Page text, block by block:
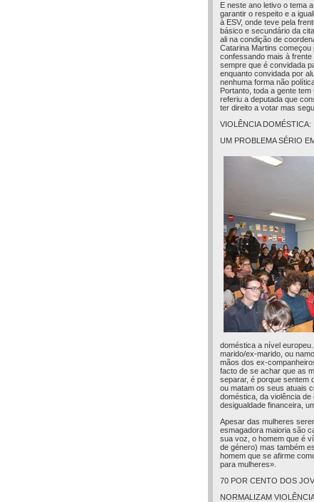
E neste ano letivo o tema
garantir o respeito e a
à ESV, onde teve pela
básico e secundário da
ali na condição de
Catarina Martins começou
confessando mais à
sempre que é convidada
enquanto convidada por
nenhuma forma não
Portanto, toda a gente
referiu a deputada que
ter direito a votar mas
VIOLÊNCIA DOMÉSTICA:
UM PROBLEMA SÉRIO
doméstica a nível
marido/ex-marido, ou
mãos dos ex-
facto de se achar que as
separar, é porque sentem
ou matam os seus atuais
doméstica, da violência
desigualdade financeira,
Apesar das mulheres
esmagadora maioria são
sua voz, o homem que é
de género) mas também
homem que se afirme
para mulheres».
70 POR CENTO DOS
NORMALIZAM